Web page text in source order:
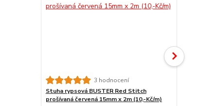
3 hodnocení
Stuha rypsová BUSTER Red Stitch
prošívaná červená 15mm x 2m (10,-Kč/m)